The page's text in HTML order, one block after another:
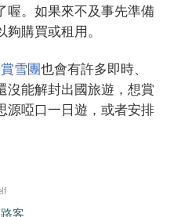
喔。如果來不及事先準備
購買或租用。
雪團也會有許多即時、
沒能解封出國旅遊，想賞
源啞口一日遊，或者安排